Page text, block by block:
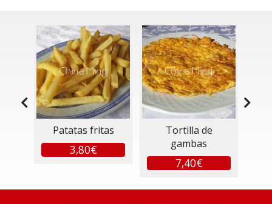
Patatas fritas
3,80€
Tortilla de
gambas
7,40€